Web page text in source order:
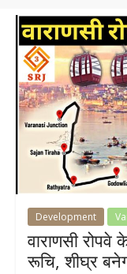
Development
वाराणसी
रूचि, शीघ्र